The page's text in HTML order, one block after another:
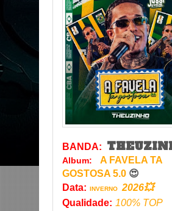
BANDA:
Album:
A FAVELA TA
GOSTOSA 5.0 😍
Data: INVERNO 2026💥
Qualidade: 100% TOP